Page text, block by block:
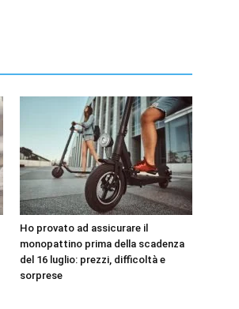
Ho provato ad assicurare il
monopattino prima della scadenza
del 16 luglio: prezzi, difficoltà e
sorprese